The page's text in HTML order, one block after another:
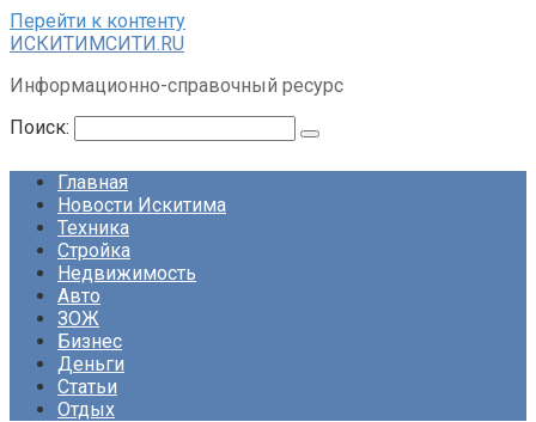
Перейти к контенту
ИСКИТИМСИТИ.RU
Информационно-справочный ресурс
Поиск:
Главная
Новости Искитима
Техника
Стройка
Недвижимость
Авто
ЗОЖ
Бизнес
Деньги
Статьи
Отдых